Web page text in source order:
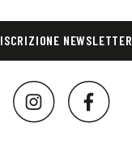
ISCRIZIONE NEWSLETTER